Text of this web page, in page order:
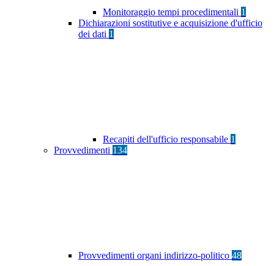
Monitoraggio tempi procedimentali 1
Dichiarazioni sostitutive e acquisizione d'ufficio
dei dati 1
Recapiti dell'ufficio responsabile 1
Provvedimenti 134
Provvedimenti organi indirizzo-politico 48